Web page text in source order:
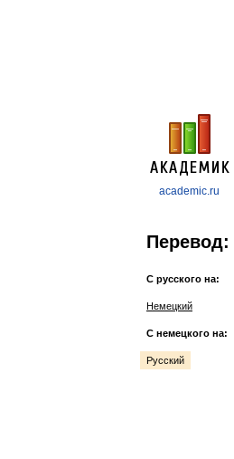
academic.ru
Перевод:
С русского на:
Немецкий
С немецкого на:
Русский